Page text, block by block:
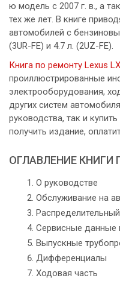
ю модель с 2007 г. в., а
тех же лет. В книге
автомобилей с
(3UR-FE) и 4.7 л. (2UZ-FE).
Книга по ремонту Lexus LX
проиллюстрированные
электрооборудования,
других систем
руководства, так и
получить издание,
ОГЛАВЛЕНИЕ КНИГИ
О руководстве
Обслуживание на
Сервисные данные
Выпускные
Дифференциалы
Ходовая часть